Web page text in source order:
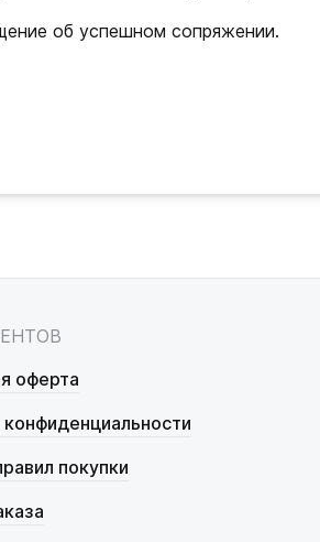
об успешном сопряжении.
оферта
конфиденциальности
покупки